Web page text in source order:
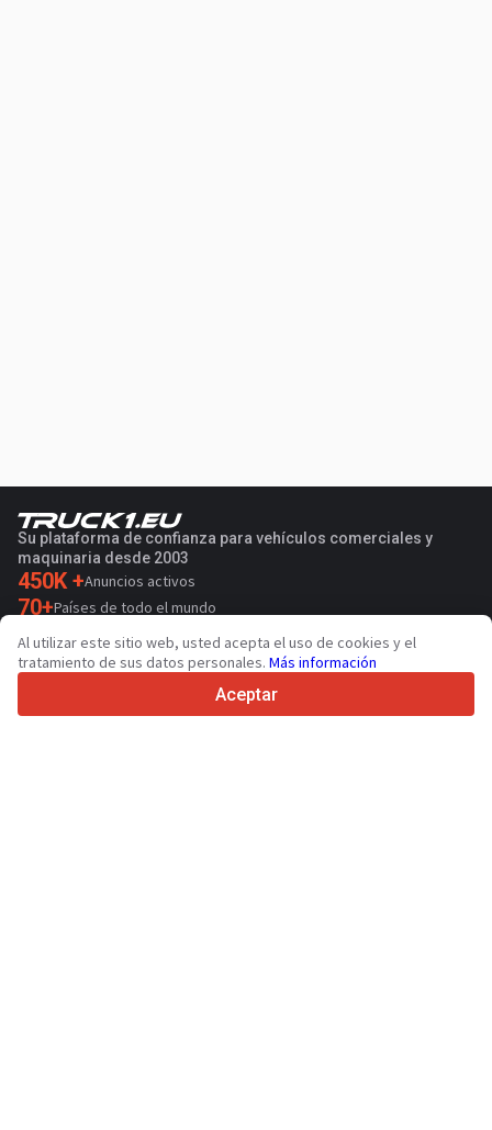
Su plataforma de confianza para vehículos comerciales y
maquinaria desde 2003
450K +Anuncios activos
70+Países de todo el mundo
36Idiomas admitidos
4.7/5
Al utilizar este sitio web, usted acepta el uso de cookies y el
tratamiento de sus datos personales. Más información
Aceptar